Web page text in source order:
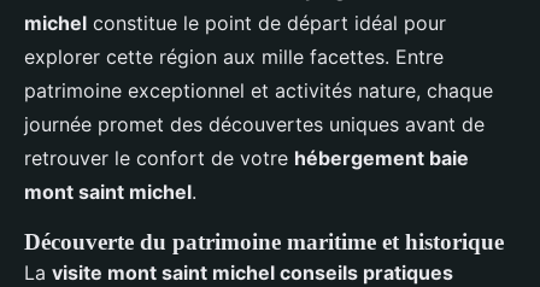
michel constitue le point de départ idéal pour
explorer cette région aux mille facettes. Entre
patrimoine exceptionnel et activités nature, chaque
journée promet des découvertes uniques avant de
retrouver le confort de votre hébergement baie
mont saint michel.
Découverte du patrimoine maritime et historique
La visite mont saint michel conseils pratiques